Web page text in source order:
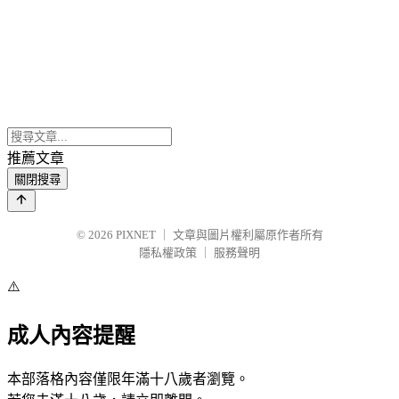
推薦文章
關閉搜尋
© 2026 PIXNET
文章與圖片權利屬原作者所有
隱私權政策
服務聲明
⚠️
成人內容提醒
本部落格內容僅限年滿十八歲者瀏覽。